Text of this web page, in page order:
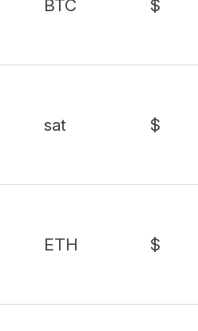
BTC $
sat $
ETH $